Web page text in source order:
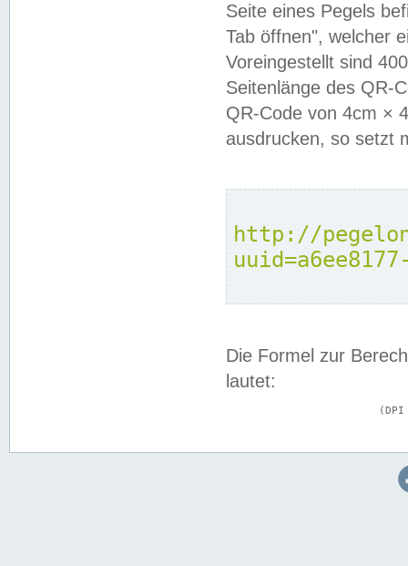
Seite eines Pegels
Tab öffnen", welcher
Voreingestellt sind
Seitenlänge des QR-
QR-Code von 4cm ×
ausdrucken, so setzt
http://
Die Formel zur
lautet: